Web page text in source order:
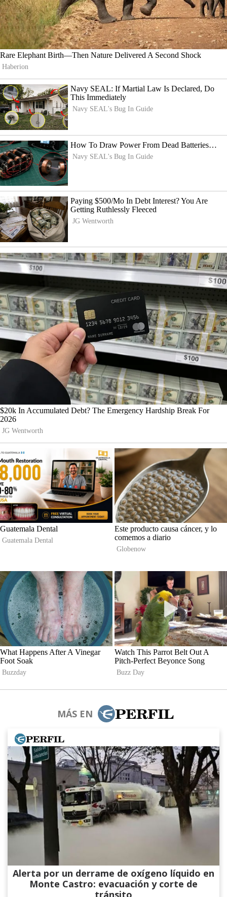
MÁS EN
Alerta por un derrame de oxígeno líquido en
Monte Castro: evacuación y corte de
tránsito